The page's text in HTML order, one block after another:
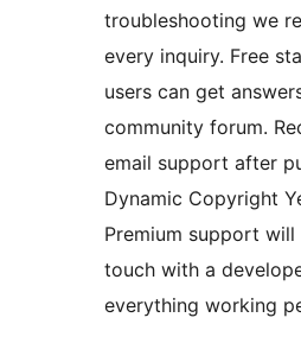
troubleshooting we
every inquiry. Free
users can get
community forum.
email support after
Dynamic Copyright
Premium support
touch with a
everything working